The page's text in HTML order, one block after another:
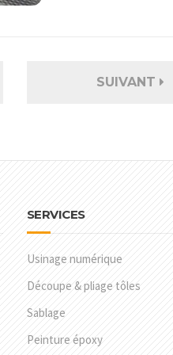
SUIVANT
SERVICES
Usinage numérique
Découpe & pliage tôles
Sablage
Peinture époxy